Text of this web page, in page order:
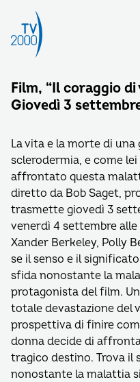
Film, “Il coraggio di
Giovedì 3
La vita e la morte di
sclerodermia, e come
affrontato questa
diretto da Bob Saget,
trasmette giovedì 3
venerdì 4 settembre alle
Xander Berkeley, Polly
se il senso e il
sfida nonostante la
protagonista del film.
totale devastazione del
prospettiva di finire
donna decide di
tragico destino. Trova il
nonostante la malattia